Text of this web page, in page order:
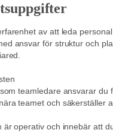
av att leda
ansvar för struktur och
teamledare ansvarar du
teamet och säkerställer
är operativ och innebär att